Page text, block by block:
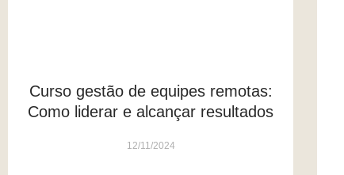
Curso gestão de equipes remotas:
Como liderar e alcançar resultados
12/11/2024